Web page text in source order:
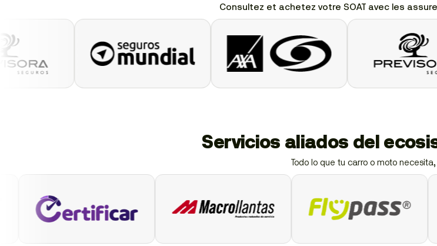
Consultez et achetez votre SOAT avec les
Servicios aliados del
Todo lo que tu carro o moto